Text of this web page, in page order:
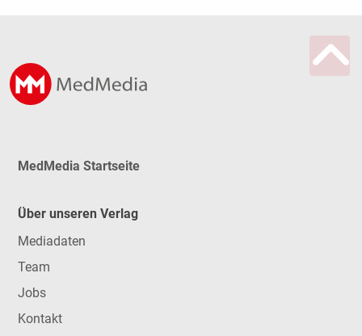
MedMedia Startseite
Über unseren Verlag
Mediadaten
Team
Jobs
Kontakt